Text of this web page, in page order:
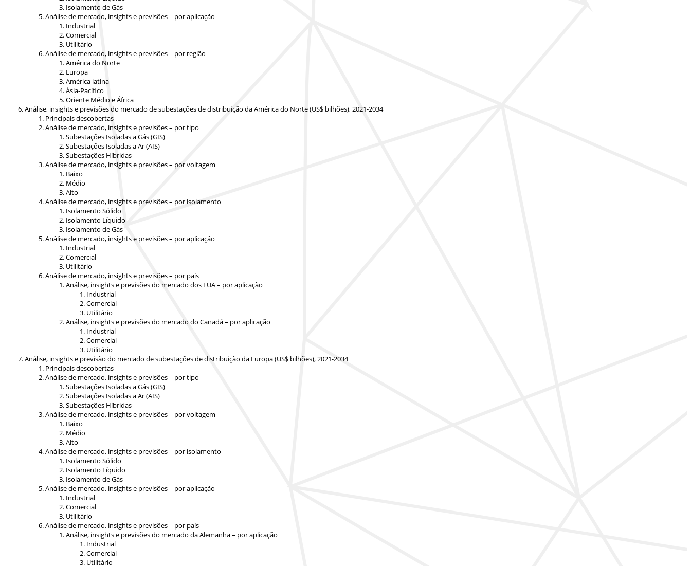
Isolamento de Gás
Análise de mercado, insights e previsões – por aplicação
Industrial
Comercial
Utilitário
Análise de mercado, insights e previsões – por região
América do Norte
Europa
América latina
Ásia-Pacífico
Oriente Médio e África
Análise, insights e previsões do mercado de subestações de distribuição da América do Norte (US$ bilhões), 2021-2034
Principais descobertas
Análise de mercado, insights e previsões – por tipo
Subestações Isoladas a Gás (GIS)
Subestações Isoladas a Ar (AIS)
Subestações Híbridas
Análise de mercado, insights e previsões – por voltagem
Baixo
Médio
Alto
Análise de mercado, insights e previsões – por isolamento
Isolamento Sólido
Isolamento Líquido
Isolamento de Gás
Análise de mercado, insights e previsões – por aplicação
Industrial
Comercial
Utilitário
Análise de mercado, insights e previsões – por país
Análise, insights e previsões do mercado dos EUA – por aplicação
Industrial
Comercial
Utilitário
Análise, insights e previsões do mercado do Canadá – por aplicação
Industrial
Comercial
Utilitário
Análise, insights e previsão do mercado de subestações de distribuição da Europa (US$ bilhões), 2021-2034
Principais descobertas
Análise de mercado, insights e previsões – por tipo
Subestações Isoladas a Gás (GIS)
Subestações Isoladas a Ar (AIS)
Subestações Híbridas
Análise de mercado, insights e previsões – por voltagem
Baixo
Médio
Alto
Análise de mercado, insights e previsões – por isolamento
Isolamento Sólido
Isolamento Líquido
Isolamento de Gás
Análise de mercado, insights e previsões – por aplicação
Industrial
Comercial
Utilitário
Análise de mercado, insights e previsões – por país
Análise, insights e previsões do mercado da Alemanha – por aplicação
Industrial
Comercial
Utilitário